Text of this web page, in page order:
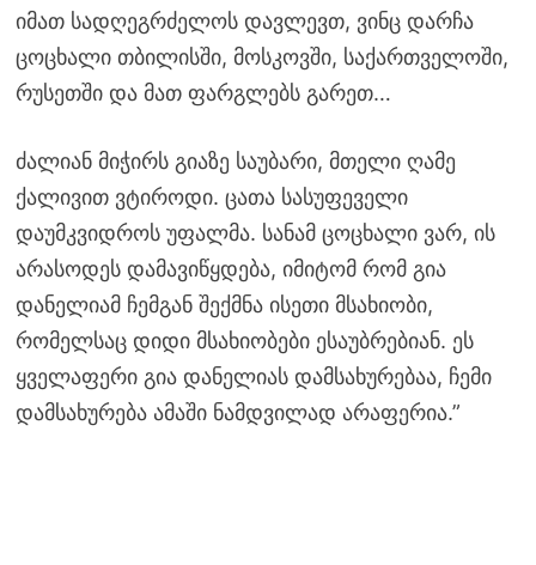
იმათ სადღეგრძელოს დავლევთ, ვინც დარჩა
ცოცხალი თბილისში, მოსკოვში, საქართველოში,
რუსეთში და მათ ფარგლებს გარეთ…
ძალიან მიჭირს გიაზე საუბარი, მთელი ღამე
ქალივით ვტიროდი. ცათა სასუფეველი
დაუმკვიდროს უფალმა. სანამ ცოცხალი ვარ, ის
არასოდეს დამავიწყდება, იმიტომ რომ გია
დანელიამ ჩემგან შექმნა ისეთი მსახიობი,
რომელსაც დიდი მსახიობები ესაუბრებიან. ეს
ყველაფერი გია დანელიას დამსახურებაა, ჩემი
დამსახურება ამაში ნამდვილად არაფერია.”